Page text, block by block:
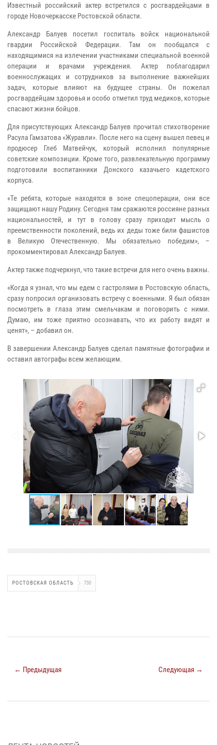
Известный российский актер встретился с росгвардейцами в
городе Новочеркасске Ростовской области.
Александр Балуев посетил госпиталь войск национальной
гвардии Российской Федерации. Там он пообщался с
находящимися на излечении участниками специальной военной
операции и врачами учреждения. Актер поблагодарил
военнослужащих и сотрудников за выполнение важнейших
задач, которые влияют на будущее страны. Он пожелал
росгвардейцам здоровья и особо отметил труд медиков, которые
спасают жизни бойцов.
Для присутствующих Александр Балуев прочитал стихотворение
Расула Гамзатова «Журавли». После него на сцену вышел певец и
продюсер Глеб Матвейчук, который исполнил популярные
советские композиции. Кроме того, развлекательную программу
подготовили воспитанники Донского казачьего кадетского
корпуса.
«Те ребята, которые находятся в зоне спецоперации, они все
защищают нашу Родину. Сегодня там сражаются россияне разных
национальностей, и тут в голову сразу приходит мысль о
преемственности поколений, ведь их деды тоже били фашистов
в Великую Отечественную. Мы обязательно победим», –
прокомментировал Александр Балуев.
Актер также подчеркнул, что такие встречи для него очень важны.
«Когда я узнал, что мы едем с гастролями в Ростовскую область,
сразу попросил организовать встречу с военными. Я был обязан
посмотреть в глаза этим смельчакам и поговорить с ними.
Думаю, им тоже приятно осознавать, что их работу видят и
ценят», – добавил он.
В завершении Александр Балуев сделал памятные фотографии и
оставил автографы всем желающим.
РОСТОВСКАЯ ОБЛАСТЬ 730
← Предыдущая Следующая →